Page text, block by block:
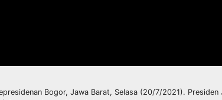
Bogor, Jawa Barat, Selasa (20/7/2021). Presiden